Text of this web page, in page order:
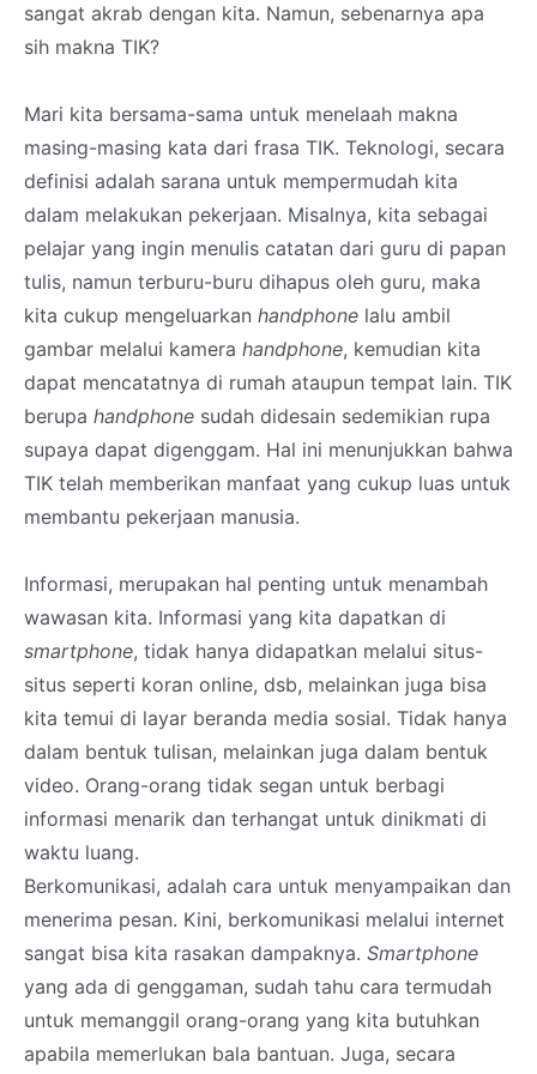
sangat akrab dengan kita. Namun, sebenarnya apa
sih makna TIK?
Mari kita bersama-sama untuk menelaah makna
masing-masing kata dari frasa TIK. Teknologi, secara
definisi adalah sarana untuk mempermudah kita
dalam melakukan pekerjaan. Misalnya, kita sebagai
pelajar yang ingin menulis catatan dari guru di papan
tulis, namun terburu-buru dihapus oleh guru, maka
kita cukup mengeluarkan handphone lalu ambil
gambar melalui kamera handphone, kemudian kita
dapat mencatatnya di rumah ataupun tempat lain. TIK
berupa handphone sudah didesain sedemikian rupa
supaya dapat digenggam. Hal ini menunjukkan bahwa
TIK telah memberikan manfaat yang cukup luas untuk
membantu pekerjaan manusia.
Informasi, merupakan hal penting untuk menambah
wawasan kita. Informasi yang kita dapatkan di
smartphone, tidak hanya didapatkan melalui situs-
situs seperti koran online, dsb, melainkan juga bisa
kita temui di layar beranda media sosial. Tidak hanya
dalam bentuk tulisan, melainkan juga dalam bentuk
video. Orang-orang tidak segan untuk berbagi
informasi menarik dan terhangat untuk dinikmati di
waktu luang.
Berkomunikasi, adalah cara untuk menyampaikan dan
menerima pesan. Kini, berkomunikasi melalui internet
sangat bisa kita rasakan dampaknya. Smartphone
yang ada di genggaman, sudah tahu cara termudah
untuk memanggil orang-orang yang kita butuhkan
apabila memerlukan bala bantuan. Juga, secara